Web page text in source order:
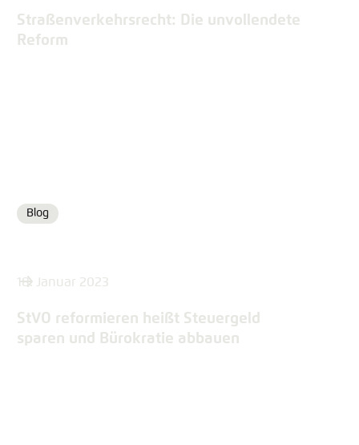
Straßenverkehrsrecht: Die unvollendete
Reform
Format
Blog
18. Januar 2023
StVO reformieren heißt Steuergeld
sparen und Bürokratie abbauen